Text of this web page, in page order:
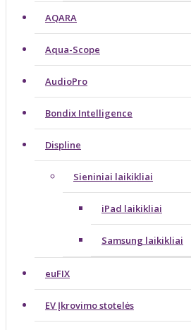
AQARA
Aqua-Scope
AudioPro
Bondix Intelligence
Displine
Sieniniai laikikliai
iPad laikikliai
Samsung laikikliai
euFIX
EV Įkrovimo stotelės